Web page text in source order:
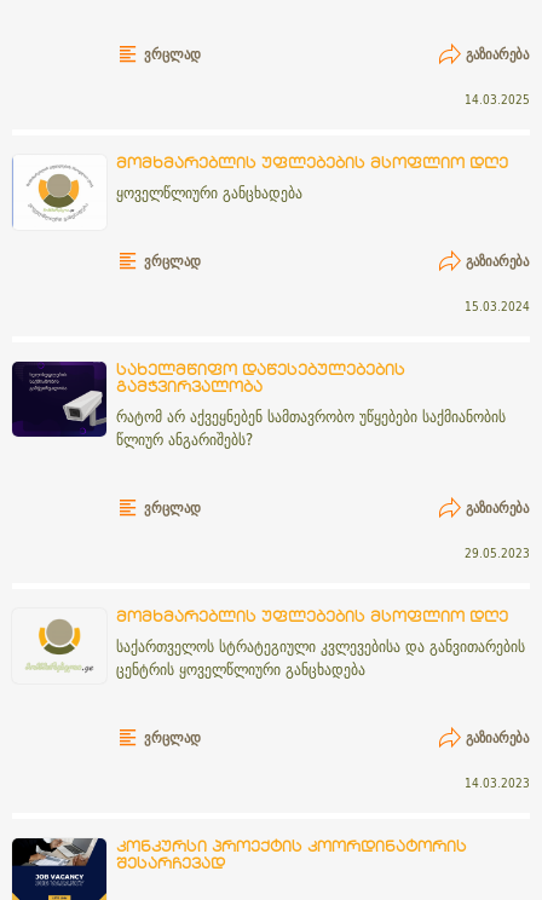
ᲕᲠᲪᲚᲐᲓ ᲒᲐᲖᲘᲐᲠᲔᲑᲐ
14.03.2025
მომხმარებლის უფლებების მსოფლიო დღე
ყოველწლიური განცხადება
ᲕᲠᲪᲚᲐᲓ ᲒᲐᲖᲘᲐᲠᲔᲑᲐ
15.03.2024
სახელმწიფო დაწესებულებების
გამჭვირვალობა
რატომ არ აქვეყნებენ სამთავრობო უწყებები საქმიანობის
წლიურ ანგარიშებს?
ᲕᲠᲪᲚᲐᲓ ᲒᲐᲖᲘᲐᲠᲔᲑᲐ
29.05.2023
მომხმარებლის უფლებების მსოფლიო დღე
საქართველოს სტრატეგიული კვლევებისა და განვითარების
ცენტრის ყოველწლიური განცხადება
ᲕᲠᲪᲚᲐᲓ ᲒᲐᲖᲘᲐᲠᲔᲑᲐ
14.03.2023
კონკურსი პროექტის კოორდინატორის
შესარჩევად